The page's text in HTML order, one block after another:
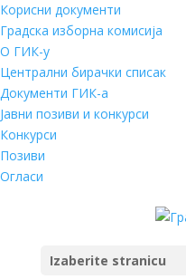
Корисни документи
Градска изборна комисија
О ГИК-у
Централни бирачки списак
Документи ГИК-а
Јавни позиви и конкурси
Конкурси
Позиви
Огласи
Izaberite stranicu